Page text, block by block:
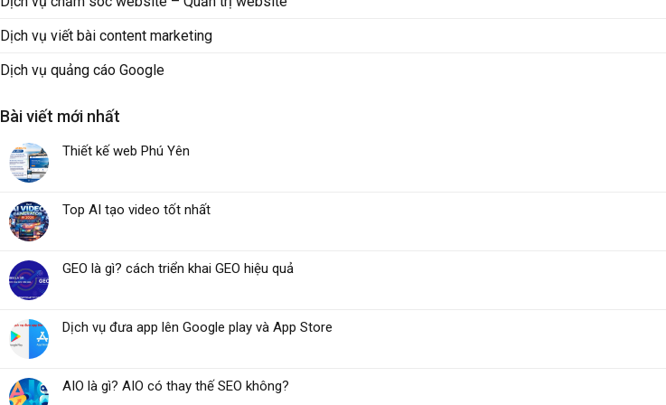
Dịch vụ viết bài content marketing
Dịch vụ quảng cáo Google
Bài viết mới nhất
Thiết kế web Phú Yên
Top AI tạo video tốt nhất
GEO là gì? cách triển khai GEO hiệu quả
Dịch vụ đưa app lên Google play và App Store
AIO là gì? AIO có thay thế SEO không?